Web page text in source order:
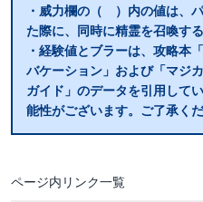
・威力欄の（ ）内の値は、
た際に、同時に精霊を召喚す
・経験値とブラーは、攻略本
バケーション」および「マジ
ガイド」のデータを引用して
能性がございます。ご了承くだ
ページ内リンク一覧